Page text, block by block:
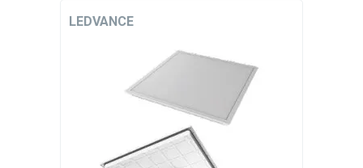
LEDVANCE